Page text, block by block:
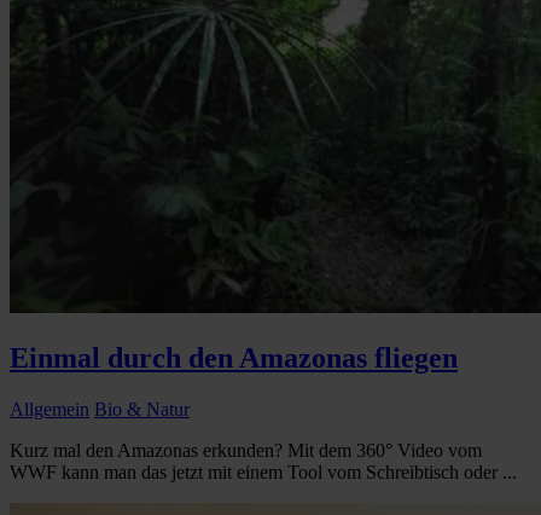
Einmal durch den Amazonas fliegen
Allgemein Bio & Natur
Kurz mal den Amazonas erkunden? Mit dem 360° Video vom
WWF kann man das jetzt mit einem Tool vom Schreibtisch oder ...